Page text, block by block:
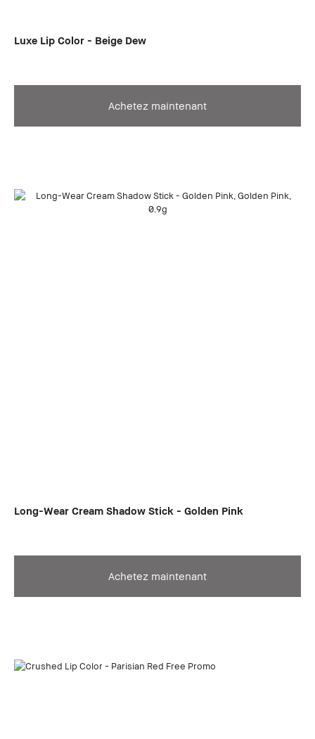
Luxe Lip Color - Beige Dew
Achetez maintenant
Long-Wear Cream Shadow Stick - Golden Pink
Achetez maintenant